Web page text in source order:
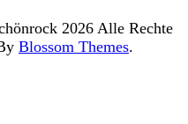
2026 Alle Rechte
Blossom Themes.